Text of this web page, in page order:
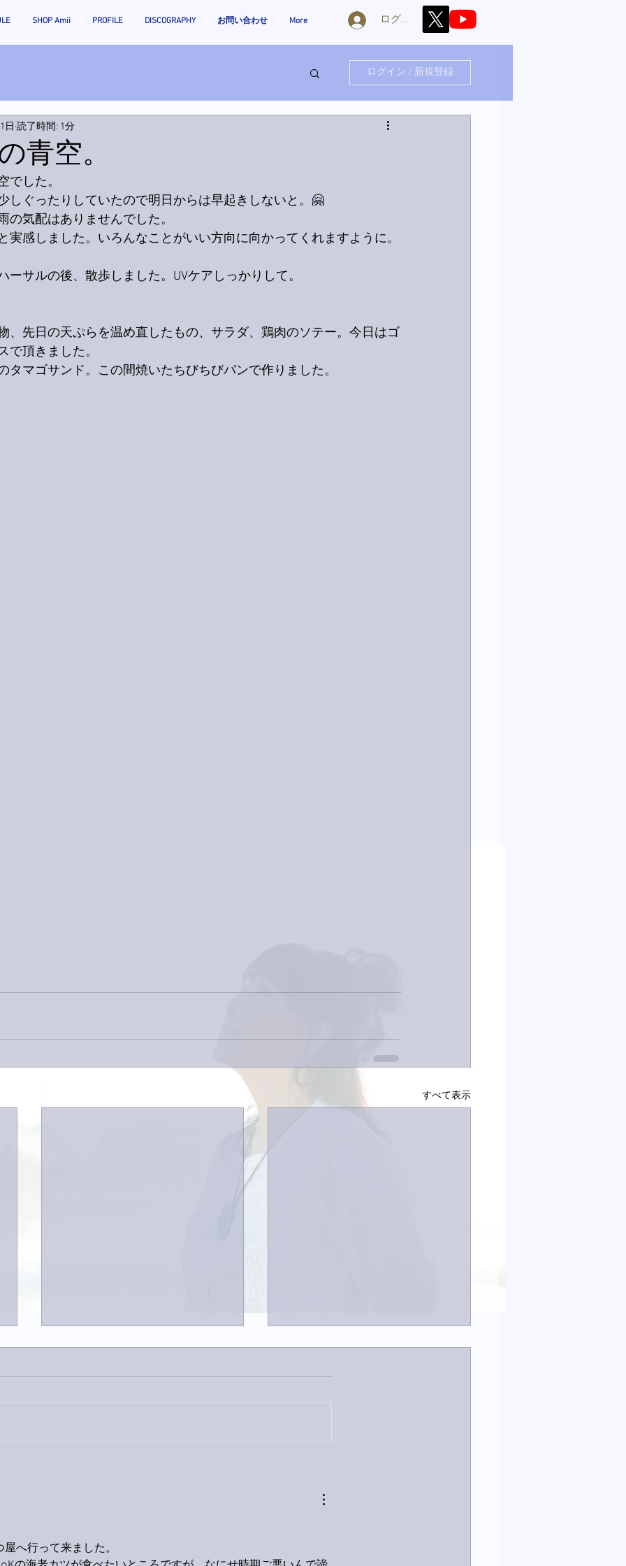
SHOP Amii PROFILE DISCOGRAPHY お問い合わせ More ログイン
ログイン / 新規登録
青空。
日 読了時間: 1分
でした。
しぐったりしていたので明日からは早起きしないと。🤗
の気配はありませんでした。
実感しました。いろんなことがいい方向に向かってくれますように。
ーサルの後、散歩しました。UVケアしっかりして。
、先日の天ぷらを温め直したもの、サラダ、鶏肉のソテー。今日はゴ
で頂きました。
タマゴサンド。この間焼いたちびちびパンで作りました。
すべて表示
へ行って来ました。